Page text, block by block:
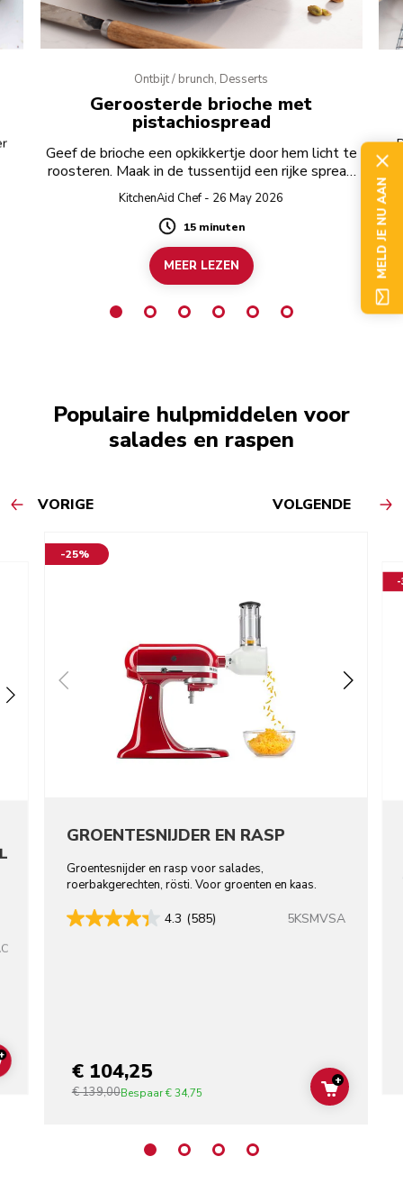
Ontbijt / brunch, Desserts
Geroosterde brioche met
pistachiospread
Geef de brioche een opkikkertje door hem licht te
roosteren. Maak in de tussentijd een rijke spread
van witte chocolade en pistachenoten.
KitchenAid Chef - 26 May 2026
Duration
15 minuten
MEER LEZEN
Populaire hulpmiddelen voor
salades en raspen
VORIGE VOLGENDE
ADD TO CART
-25%
GROENTESNIJDER EN RASP
Groentesnijder en rasp voor salades,
roerbakgerechten, rösti. Voor groenten en kaas.
4.3 (585) 5KSMVSA
€ 104,25
€ 139,00Bespaar€ 34,75 ADD TO
+
-
MELD JE NU AAN